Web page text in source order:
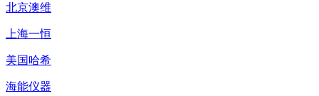
北京澳维
上海一恒
美国哈希
海能仪器